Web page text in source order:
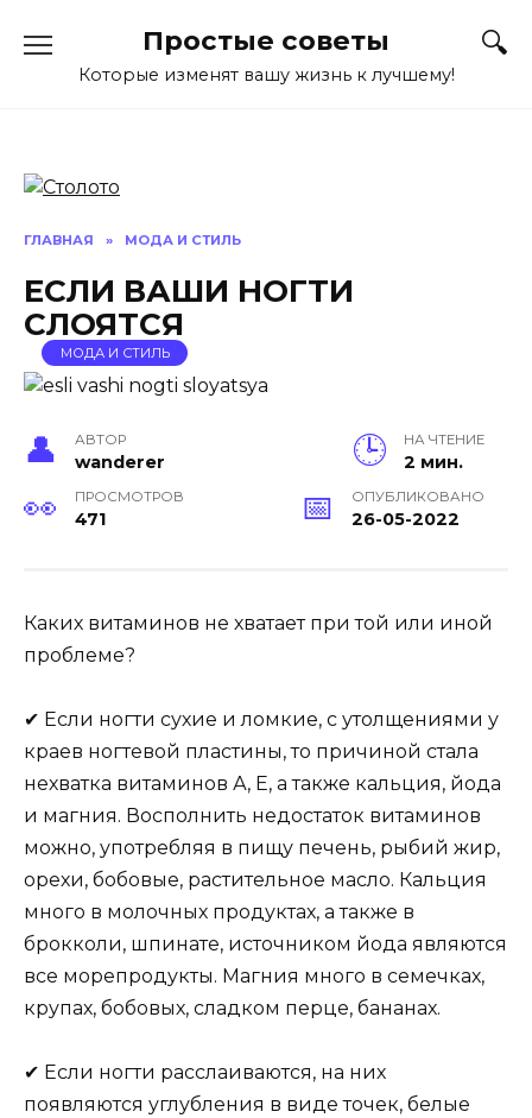
содержанию
Простые советы
Которые изменят вашу жизнь к лучшему!
ГЛАВНАЯ » МОДА И СТИЛЬ
ЕСЛИ ВАШИ НОГТИ
СЛОЯТСЯ
МОДА И СТИЛЬ
АВТОР
wanderer
НА ЧТЕНИЕ
2 мин.
ПРОСМОТРОВ
471
ОПУБЛИКОВАНО
26-05-2022
Каких витаминов не хватает при той или иной
проблеме?
✔ Если ногти сухие и ломкие, с утолщениями у
краев ногтевой пластины, то причиной стала
нехватка витаминов А, Е, а также кальция, йода
и магния. Восполнить недостаток витаминов
можно, употребляя в пищу печень, рыбий жир,
орехи, бобовые, растительное масло. Кальция
много в молочных продуктах, а также в
брокколи, шпинате, источником йода являются
все морепродукты. Магния много в семечках,
крупах, бобовых, сладком перце, бананах.
✔ Если ногти расслаиваются, на них
появляются углубления в виде точек, белые